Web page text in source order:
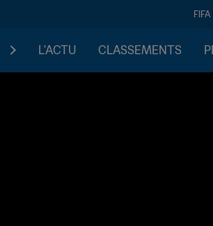
L'ACTU CLASSEMENTS